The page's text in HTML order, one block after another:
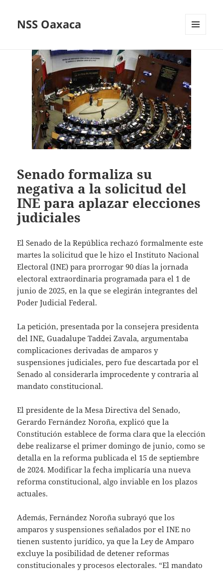
NSS Oaxaca
WIDGETS
Senado formaliza su
negativa a la solicitud del
INE para aplazar elecciones
judiciales
El Senado de la República rechazó formalmente este
martes la solicitud que le hizo el Instituto Nacional
Electoral (INE) para prorrogar 90 días la jornada
electoral extraordinaria programada para el 1 de
junio de 2025, en la que se elegirán integrantes del
Poder Judicial Federal.
La petición, presentada por la consejera presidenta
del INE, Guadalupe Taddei Zavala, argumentaba
complicaciones derivadas de amparos y
suspensiones judiciales, pero fue descartada por el
Senado al considerarla improcedente y contraria al
mandato constitucional.
El presidente de la Mesa Directiva del Senado,
Gerardo Fernández Noroña, explicó que la
Constitución establece de forma clara que la elección
debe realizarse el primer domingo de junio, como se
detalla en la reforma publicada el 15 de septiembre
de 2024. Modificar la fecha implicaría una nueva
reforma constitucional, algo inviable en los plazos
actuales.
Además, Fernández Noroña subrayó que los
amparos y suspensiones señalados por el INE no
tienen sustento jurídico, ya que la Ley de Amparo
excluye la posibilidad de detener reformas
constitucionales y procesos electorales. “El mandato